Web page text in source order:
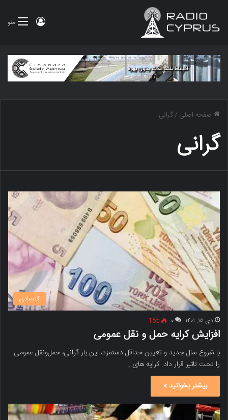
منو ورود
صفحه اصلی /گرانی
گرانی
اقتصادی
دی ۱۵, ۱۴۰۱ ۰ 155
افزایش کرایه حمل و نقل عمومی
با شروع سال جدید و تعیین حداقل دستمزد، این بار گرانی، حمل‌ونقل عمومی
را تحت تاثیر قرار داد. کرایه های…
بیشتر بخوانید »